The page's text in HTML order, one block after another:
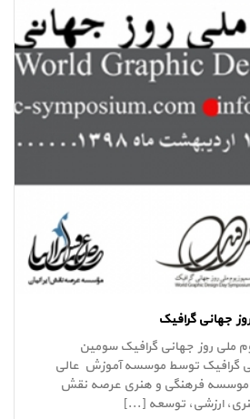
جهانی گرافیک
ملی روز جهانی گرافیک سومین
گرافیک توسط موسسه آموزش عالی
موسسه فرهنگی و هنری عرصه نقش
ارزشی، توسعه [...]